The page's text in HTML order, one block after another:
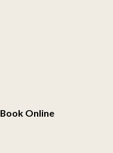
Book Online